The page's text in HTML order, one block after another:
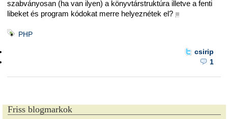
szabványosan (ha van ilyen) a könyvtárstruktúra illetve a fenti
libeket és program kódokat merre helyeznétek el? ■
PHP
csirip
1
Friss blogmarkok